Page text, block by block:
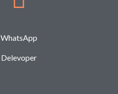
WhatsApp
Delevoper